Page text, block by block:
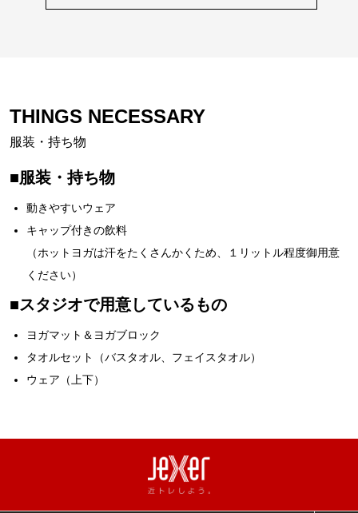
THINGS NECESSARY
服装・持ち物
■服装・持ち物
動きやすいウェア
キャップ付きの飲料
（ホットヨガは汗をたくさんかくため、１リットル程度御用意
ください）
■スタジオで用意しているもの
ヨガマット＆ヨガブロック
タオルセット（バスタオル、フェイスタオル）
ウェア（上下）